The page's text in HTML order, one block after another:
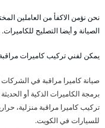
نحن نؤمن الاكفأ من العاملين
الصيانة و أيضا التصليح للكاميرات.
يمكن لفني تركيب كاميرات
صيانة كاميرا مراقبة في الشركات
برمجة الكاميرات الذكية أو
تركيب كاميرا مراقبة منزلية،
للسيارات في الكويت.